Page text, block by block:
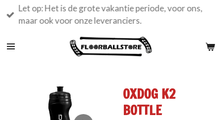
Ga
direct
de
Let op: Het is de grote vakantie periode, voor ons,
maar ook voor onze leveranciers.
OXDOG K2
BOTTLE